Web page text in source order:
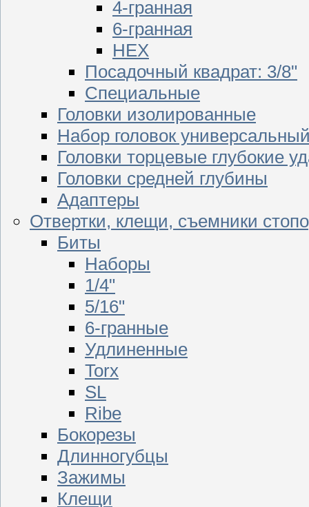
4-гранная
6-гранная
HEX
Посадочный квадрат: 3/8"
Специальные
Головки изолированные
Набор головок
Головки торцевые глубокие
Головки средней глубины
Адаптеры
Отвертки, клещи, съемники
Биты
Наборы
1/4"
5/16"
6-гранные
Удлиненные
Torx
SL
Ribe
Бокорезы
Длинногубцы
Зажимы
Клещи